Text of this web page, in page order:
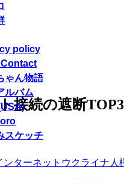
policy
ゃん物語
ルバム
スケッチ
接続の遮断
ンターネット ウクライナ人